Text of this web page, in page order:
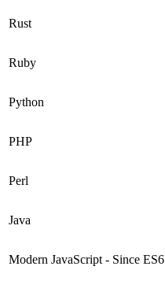
Rust
Ruby
Python
PHP
Perl
Java
Modern JavaScript - Since ES6